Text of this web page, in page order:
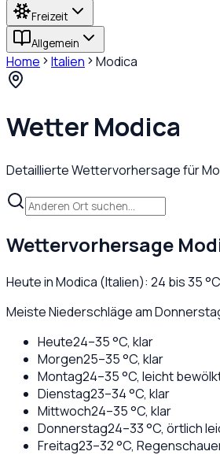
Freizeit
Allgemein
Home Italien Modica
WetterModica
Detaillierte Wettervorhersage für
Wettervorhersage
Heute inModica (Italien): 24 bis35
Meiste Niederschläge am
Heute24–35°C, klar
Morgen25–35°C, klar
Montag24–35°C, leicht
Dienstag23–34°C, klar
Mittwoch24–35°C, klar
Donnerstag24–33°C, örtlich
Freitag23–32°C,